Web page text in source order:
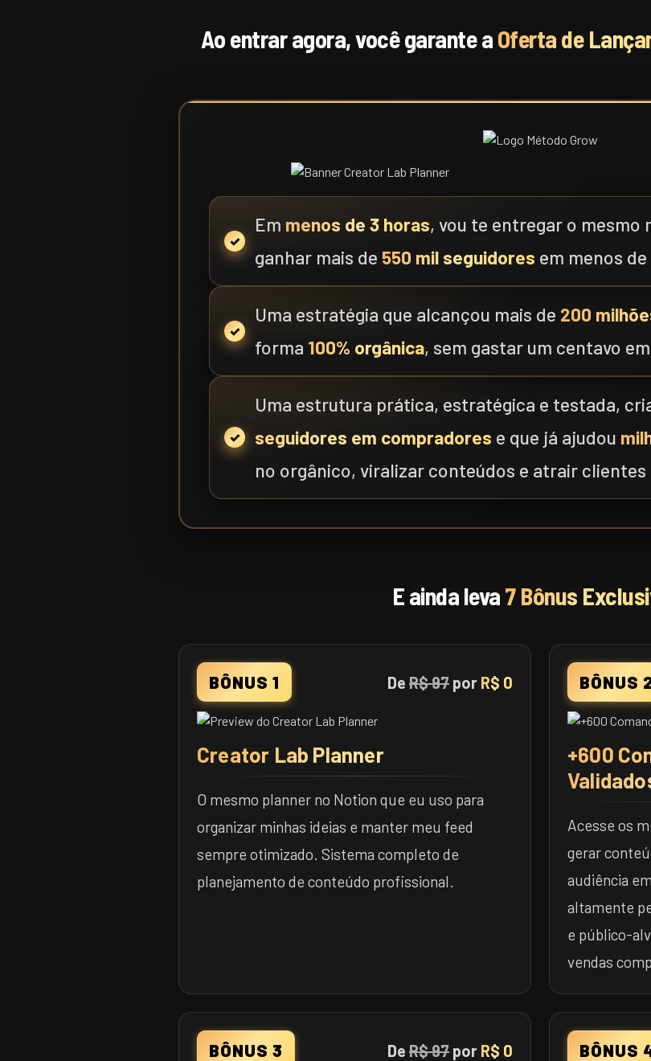
Ao entrar agora, você garante aOferta de
Em menos de 3 horas, vou te entregar o mesmo
ganhar mais de 550 mil seguidores em menos
Uma estratégia que alcançou mais de 200
forma 100% orgânica, sem gastar um centavo
Uma estrutura prática, estratégica e testada,
seguidores em compradores e que já ajudou
no orgânico, viralizar conteúdos e atrair clientes
E ainda leva7 Bônus
BÔNUS 1 De R$ 97 por R$ 0
Creator Lab Planner
O mesmo planner no Notion que eu uso para
organizar minhas ideias e manter meu feed
sempre otimizado. Sistema completo de
planejamento de conteúdo profissional.
BÔNUS
+600
Acesse os
gerar
audiência
altamente
e público-
vendas
BÔNUS 3 De R$ 97 por R$ 0 BÔNUS